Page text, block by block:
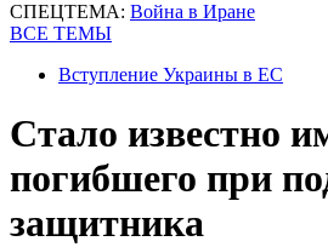
СПЕЦТЕМА: Война в Иране
ВСЕ ТЕМЫ
Вступление Украины в ЕС
Стало известно
погибшего при
защитника